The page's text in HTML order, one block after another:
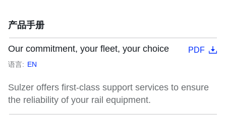
产品手册
Our commitment, your fleet, your choice PDF
语言: EN
Sulzer offers first-class support services to ensure
the reliability of your rail equipment.